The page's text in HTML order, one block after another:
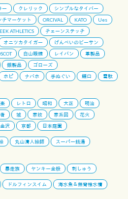
ー クレリック
シンプルなタイバー
チマーケット ORCIVAL KATO
Ues
ATHLETICS
チェーンステッチ
オニツカタイガー
げんべいのビーサン
白山眼鏡 レイバン
革製品
銀製品
ゴローズ
ホピ ナバホ 手ぬぐい 鯉口
雪駄
レトロ 昭和 大正
明治
城 家紋 家系図
花火
金沢 京都 日本庭園
丸山清人絵師
スーパー銭湯
暴走族 ヤンキー全般 刺しゅう
ドルフィンスイム
海水魚＆無脊椎水槽